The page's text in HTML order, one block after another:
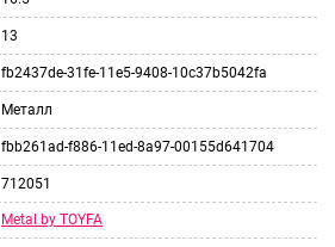
13
fb2437de-31fe-11e5-9408-10c37b5042fa
Металл
fbb261ad-f886-11ed-8a97-00155d641704
712051
Metal by TOYFA